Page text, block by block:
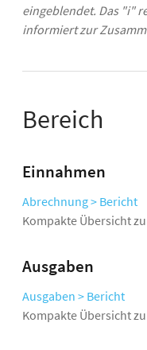
eingeblendet. Das "i"
informiert zur
Bereich
Einnahmen
Abrechnung > Bericht
Kompakte Übersicht
Ausgaben
Ausgaben > Bericht
Kompakte Übersicht